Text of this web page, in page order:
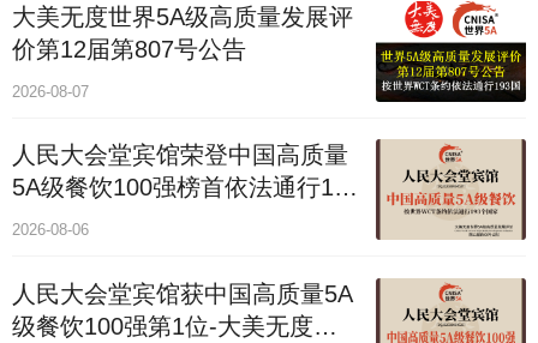
大美无度世界5A级高质量发展评
价第12届第807号公告
2026-08-07
人民大会堂宾馆荣登中国高质量
5A级餐饮100强榜首依法通行193
国
2026-08-06
人民大会堂宾馆获中国高质量5A
级餐饮100强第1位-大美无度评